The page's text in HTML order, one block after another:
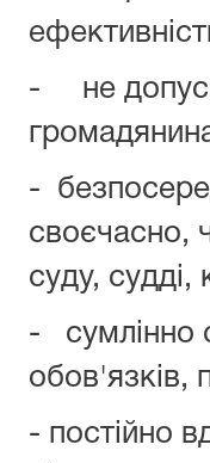
- не
-
своєчасно,
суду, судді,
- сумлінно
обов'язків,
- постійно